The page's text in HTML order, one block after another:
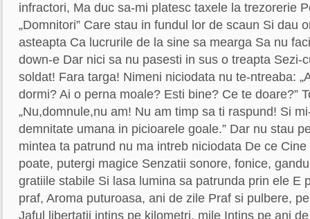
infractori, Ma duc sa-mi platesc taxele la trezorerie
„Domnitori” Care stau in fundul lor de scaun Si dau
asteapta Ca lucrurile de la sine sa mearga Sa nu
down-e Dar nici sa nu pasesti in sus o treapta Sezi-
soldat! Fara targa! Nimeni niciodata nu te-ntreaba:
dormi? Ai o perna moale? Esti bine? Ce te doare?”
„Nu,domnule,nu am! Nu am timp sa ti raspund! Si
demnitate umana in picioarele goale.” Dar nu stau
mintea ta patrund nu ma intreb niciodata De ce
poate, putergi magice Senzatii sonore, fonice,
gratiile stabile Si lasa lumina sa patrunda prin ele E
praf, Aroma puturoasa, ani de zile Praf si pulbere,
Jaful libertatii intins pe kilometri, mile Intins pe ani